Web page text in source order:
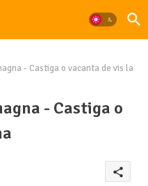
- Castiga o vacanta de vis la
- Castiga o
share